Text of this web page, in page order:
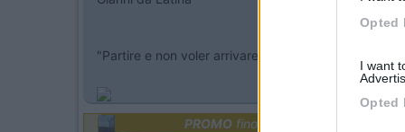
Opted
I want
Opted
"Partire e non voler arrivare mai e soprattutto dalla
PROMOfino al 09/08/26